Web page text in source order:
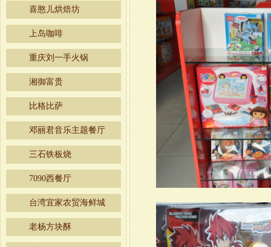
喜憨儿烘焙坊
上岛咖啡
重庆刘一手火锅
湘御富贵
比格比萨
邓丽君音乐主题餐厅
三石铁板烧
7090西餐厅
台湾宜家农贸海鲜城
老杨方块酥